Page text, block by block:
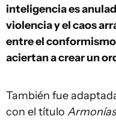
inteligencia es
violencia y el caos
entre el
aciertan a crear un
También fue
con el título